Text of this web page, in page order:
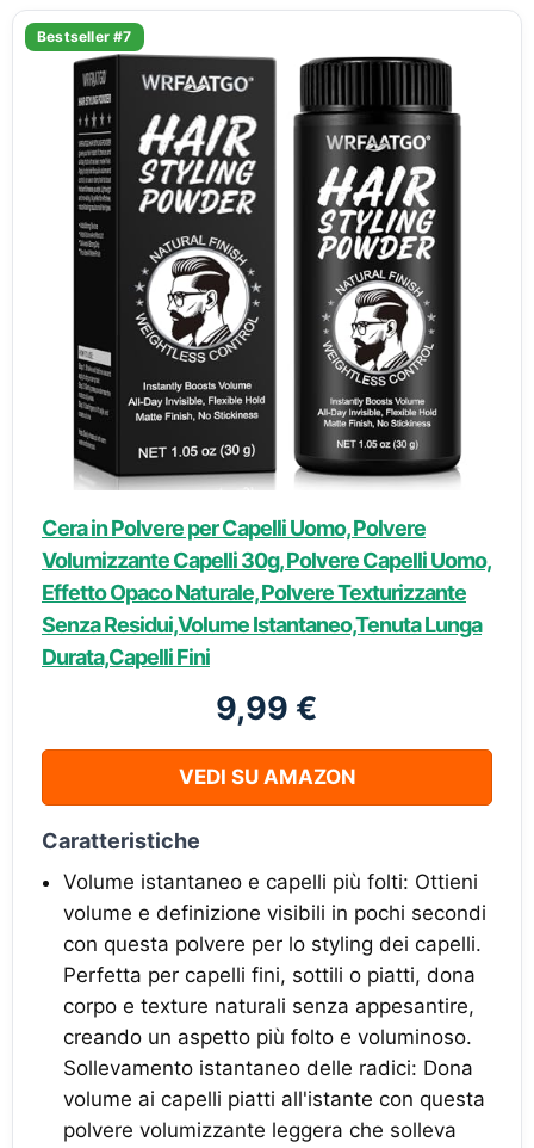
Bestseller #7
Cera in Polvere per Capelli Uomo, Polvere
Volumizzante Capelli 30g, Polvere Capelli Uomo,
Effetto Opaco Naturale, Polvere Texturizzante
Senza Residui,Volume Istantaneo,Tenuta Lunga
Durata,Capelli Fini
9,99 €
VEDI SU AMAZON
Caratteristiche
Volume istantaneo e capelli più folti: Ottieni
volume e definizione visibili in pochi secondi
con questa polvere per lo styling dei capelli.
Perfetta per capelli fini, sottili o piatti, dona
corpo e texture naturali senza appesantire,
creando un aspetto più folto e voluminoso.
Sollevamento istantaneo delle radici: Dona
volume ai capelli piatti all'istante con questa
polvere volumizzante leggera che solleva